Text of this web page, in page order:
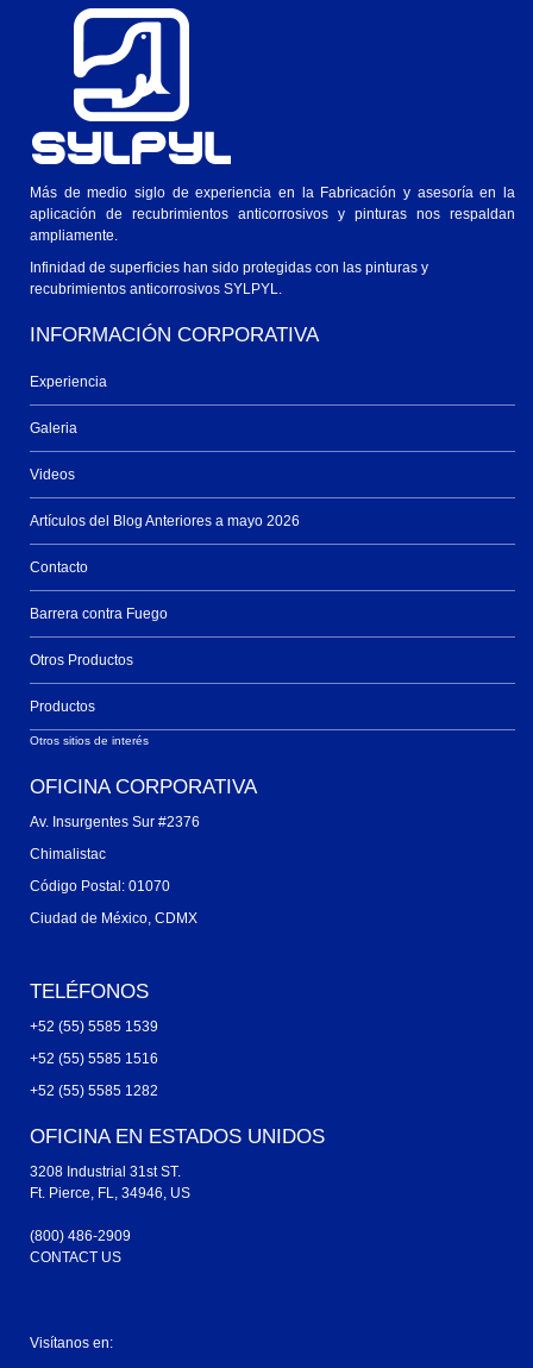
Más de medio siglo de experiencia en la Fabricación y asesoría en la
aplicación de recubrimientos anticorrosivos y pinturas nos respaldan
ampliamente.
Infinidad de superficies han sido protegidas con las pinturas y
recubrimientos anticorrosivos SYLPYL.
INFORMACIÓN CORPORATIVA
Experiencia
Galeria
Videos
Artículos del Blog Anteriores a mayo 2026
Contacto
Barrera contra Fuego
Otros Productos
Productos
Otros sitios de interés
OFICINA CORPORATIVA
Av. Insurgentes Sur #2376
Chimalistac
Código Postal: 01070
Ciudad de México, CDMX
TELÉFONOS
+52 (55) 5585 1539
+52 (55) 5585 1516
+52 (55) 5585 1282
OFICINA EN ESTADOS UNIDOS
3208 Industrial 31st ST.
Ft. Pierce, FL, 34946, US
(800) 486-2909
CONTACT US
Visítanos en: